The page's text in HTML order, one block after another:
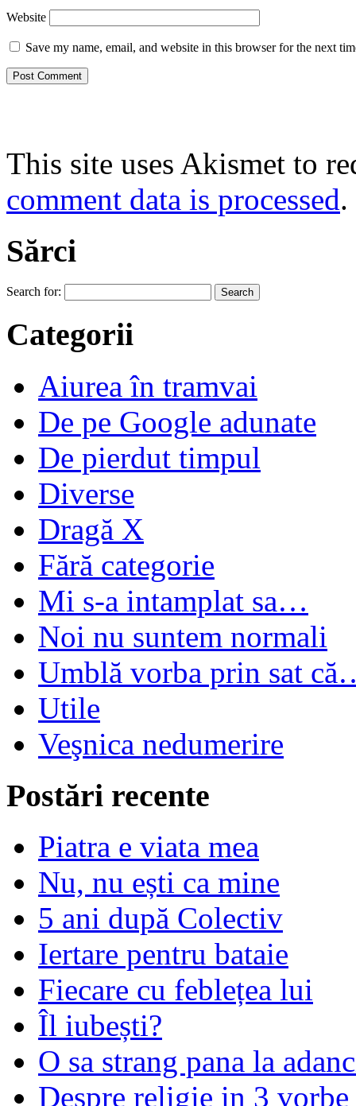
Website
Save my name, email, and website in this browser for the next
This site uses Akismet to
comment data is processed.
Sărci
Search for:
Categorii
Aiurea în tramvai
De pe Google adunate
De pierdut timpul
Diverse
Dragă X
Fără categorie
Mi s-a intamplat sa…
Noi nu suntem normali
Umblă vorba prin sat
Utile
Veşnica nedumerire
Postări recente
Piatra e viata mea
Nu, nu ești ca mine
5 ani după Colectiv
Iertare pentru bataie
Fiecare cu feblețea lui
Îl iubești?
O sa strang pana la
Despre religie in 3 vorbe